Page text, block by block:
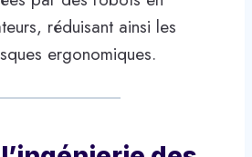
réduisant ainsi les
ergonomiques.